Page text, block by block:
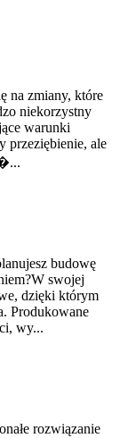
na zmiany, które
niekorzystny
warunki
przeziębienie, ale
budowę
swojej
dzięki którym
Produkowane
wy...
rozwiązanie